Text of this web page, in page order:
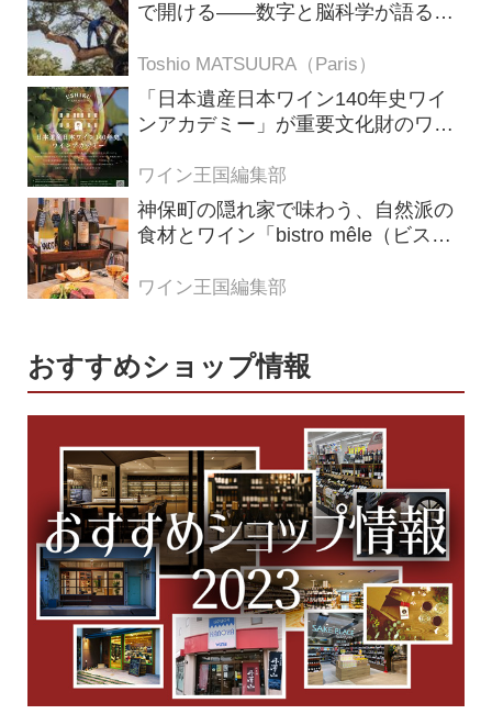
で開ける——数字と脳科学が語る栓
Toshio MATSUURA（Paris）
「日本遺産日本ワイン140年史ワイ
ンアカデミー」が重要文化財のワイ
（2026年6月28日応募締め切り）
ワイン王国編集部
神保町の隠れ家で味わう、自然派の
食材とワイン「bistro mêle（ビスト
ワイン王国編集部
おすすめショップ情報